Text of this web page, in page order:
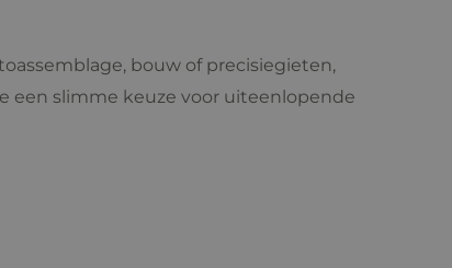
bouw of precisiegieten,
een slimme keuze voor uiteenlopende